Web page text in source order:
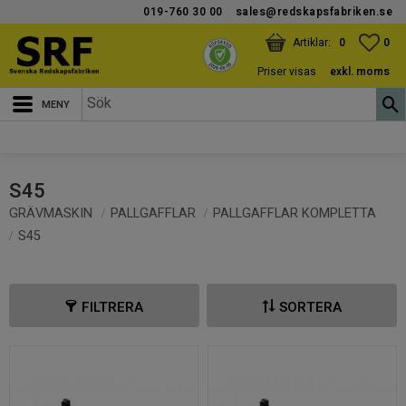
Meny
019-760 30 00 sales@redskapsfabriken.se
0
KUNDVAGN
ANTAL PRODUKTER:
0
Priser visas
exkl. moms
S45
GRÄVMASKIN PALLGAFFLAR
PALLGAFFLAR KOMPLETTA
S45
FILTRERA SORTERA